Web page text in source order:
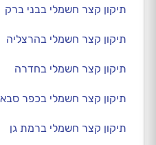
תיקון קצר חשמלי בבני ברק
תיקון קצר חשמלי בהרצליה
תיקון קצר חשמלי בחדרה
תיקון קצר חשמלי בכפר סבא
תיקון קצר חשמלי ברמת גן